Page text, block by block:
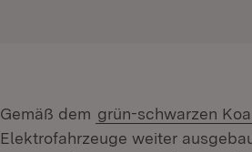
Gemäß dem grün-schwarzen
Elektrofahrzeuge weiter